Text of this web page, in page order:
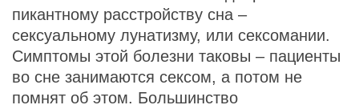
пикантному расстройству сна –
сексуальному лунатизму, или сексомании.
Симптомы этой болезни таковы – пациенты
во сне занимаются сексом, а потом не
помнят об этом. Большинство